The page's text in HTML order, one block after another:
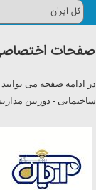
صفحات اختصاصی
در ادامه صفحه می
ساختمانی - دوربین